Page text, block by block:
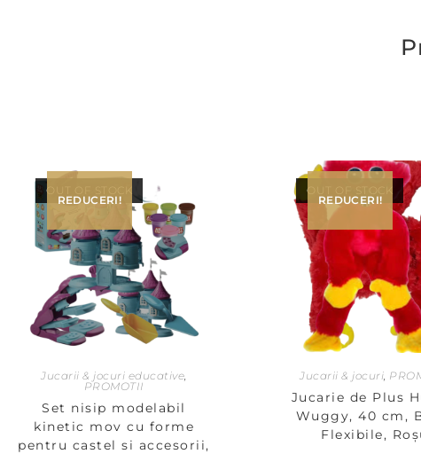
OUT OF STOCK
REDUCERI!
Jucarii & jocuri educative
PROMOTII
Set nisip modelabil
kinetic mov cu forme
pentru castel si accesorii,
OUT OF STOCK
REDUCERI!
Jucarii & jocuri
Jucarie de Plus
Wuggy, 40 cm,
Flexibile,